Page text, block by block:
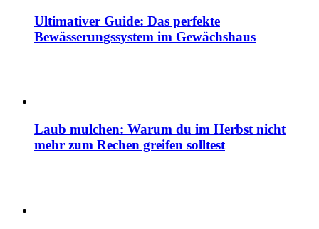
Ultimativer Guide: Das perfekte
Bewässerungssystem im Gewächshaus
Laub mulchen: Warum du im Herbst nicht
mehr zum Rechen greifen solltest